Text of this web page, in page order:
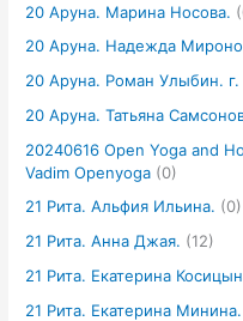
20 Аруна. Марина Носова.
20 Аруна. Надежда
20 Аруна. Роман Улыбин.
20 Аруна. Татьяна
20240616 Open Yoga and
Vadim Openyoga (0)
21 Рита. Альфия Ильина. (0)
21 Рита. Анна Джая. (12)
21 Рита. Екатерина
21 Рита. Екатерина Минина.